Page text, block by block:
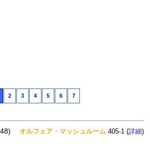
2 3 4 5 6 7
オルフェア・マッシュルーム 405-1 (詳細)